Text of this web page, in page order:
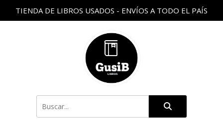
TIENDA DE LIBROS USADOS - ENVÍOS A TODO EL PAÍS